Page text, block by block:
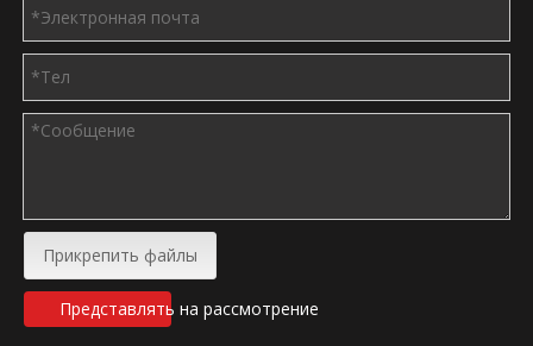
Прикрепить файлы
Представлять на рассмотрение